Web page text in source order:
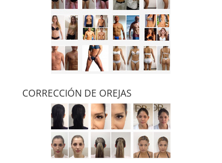
CORRECCIÓN DE OREJAS